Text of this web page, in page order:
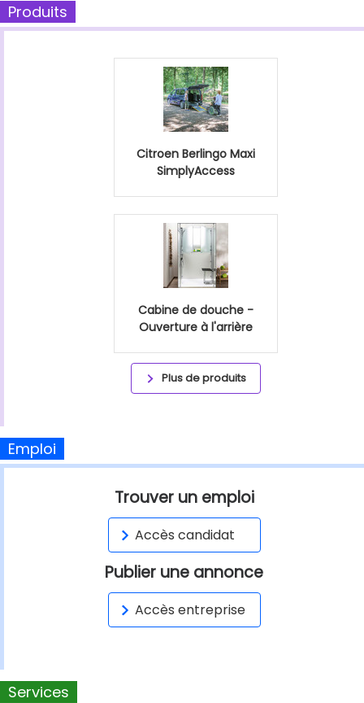
Produits
Citroen Berlingo Maxi
SimplyAccess
Cabine de douche -
Ouverture à l'arrière
Plus de produits
Emploi
Trouver un emploi
Accès candidat
Publier une annonce
Accès entreprise
Services